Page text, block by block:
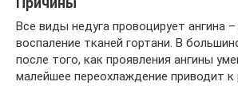
Причины
Все виды недуга провоцирует ангина
воспаление тканей гортани. В
после того, как проявления ангины
малейшее переохлаждение приводит к